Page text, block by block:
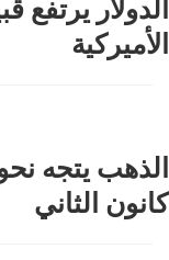
الدولار
الأميركية
الذهب يتجه
كانون الثاني